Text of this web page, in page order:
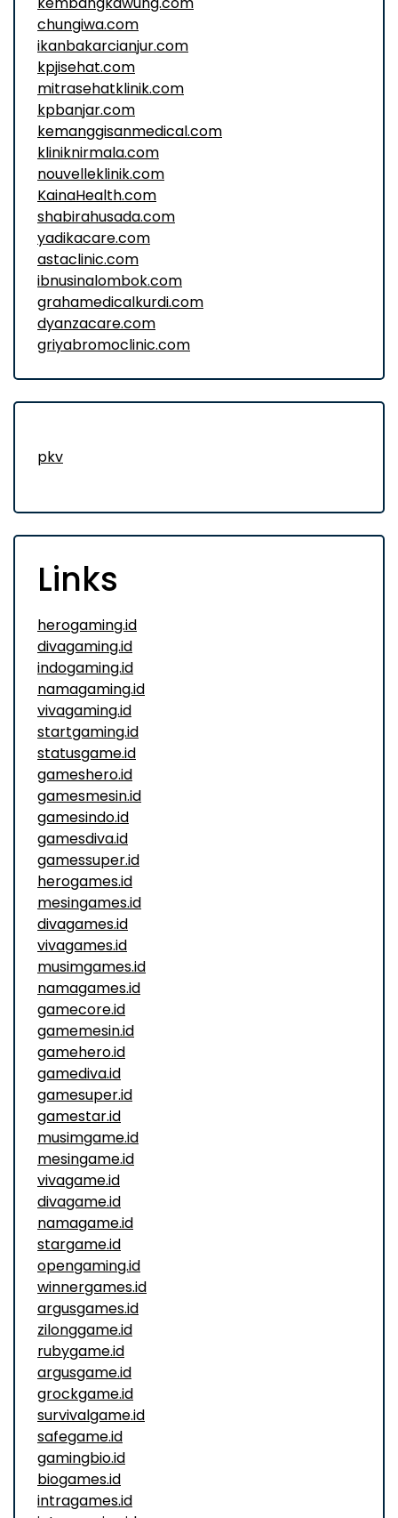
chungiwa.com
ikanbakarcianjur.com
kpjisehat.com
mitrasehatklinik.com
kpbanjar.com
kemanggisanmedical.com
kliniknirmala.com
nouvelleklinik.com
KainaHealth.com
shabirahusada.com
yadikacare.com
astaclinic.com
ibnusinalombok.com
grahamedicalkurdi.com
dyanzacare.com
griyabromoclinic.com
pkv
Links
herogaming.id
divagaming.id
indogaming.id
namagaming.id
vivagaming.id
startgaming.id
statusgame.id
gameshero.id
gamesmesin.id
gamesindo.id
gamesdiva.id
gamessuper.id
herogames.id
mesingames.id
divagames.id
vivagames.id
musimgames.id
namagames.id
gamecore.id
gamemesin.id
gamehero.id
gamediva.id
gamesuper.id
gamestar.id
musimgame.id
mesingame.id
vivagame.id
divagame.id
namagame.id
stargame.id
opengaming.id
winnergames.id
argusgames.id
zilonggame.id
rubygame.id
argusgame.id
grockgame.id
survivalgame.id
safegame.id
gamingbio.id
biogames.id
intragames.id